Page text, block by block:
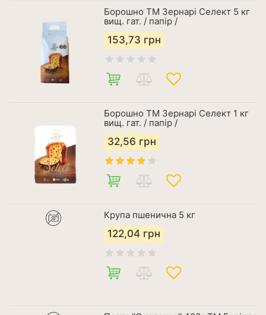
Борошно ТМ Зернарі Селект 5 кг
вищ. гат. / папір /
153,73 грн
Борошно ТМ Зернарі Селект 1 кг
вищ. гат. / папір /
32,56 грн
Крупа пшенична 5 кг
122,04 грн